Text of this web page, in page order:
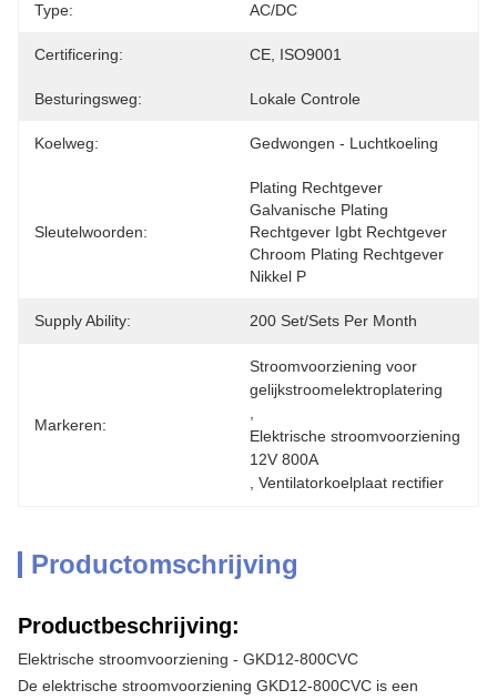
Type: AC/DC
Certificering: CE, ISO9001
Besturingsweg: Lokale Controle
Koelweg: Gedwongen - Luchtkoeling
Sleutelwoorden:
Plating Rechtgever
Galvanische Plating
Rechtgever Igbt Rechtgever
Chroom Plating Rechtgever
Nikkel P
Supply Ability: 200 Set/Sets Per Month
Markeren:
Stroomvoorziening voor
gelijkstroomelektroplatering
Elektrische stroomvoorziening
12V 800A
Ventilatorkoelplaat rectifier
Productomschrijving
Productbeschrijving:
Elektrische stroomvoorziening - GKD12-800CVC
De elektrische stroomvoorziening GKD12-800CVC is een